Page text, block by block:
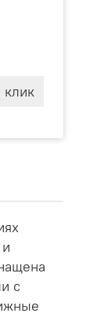
клик
с